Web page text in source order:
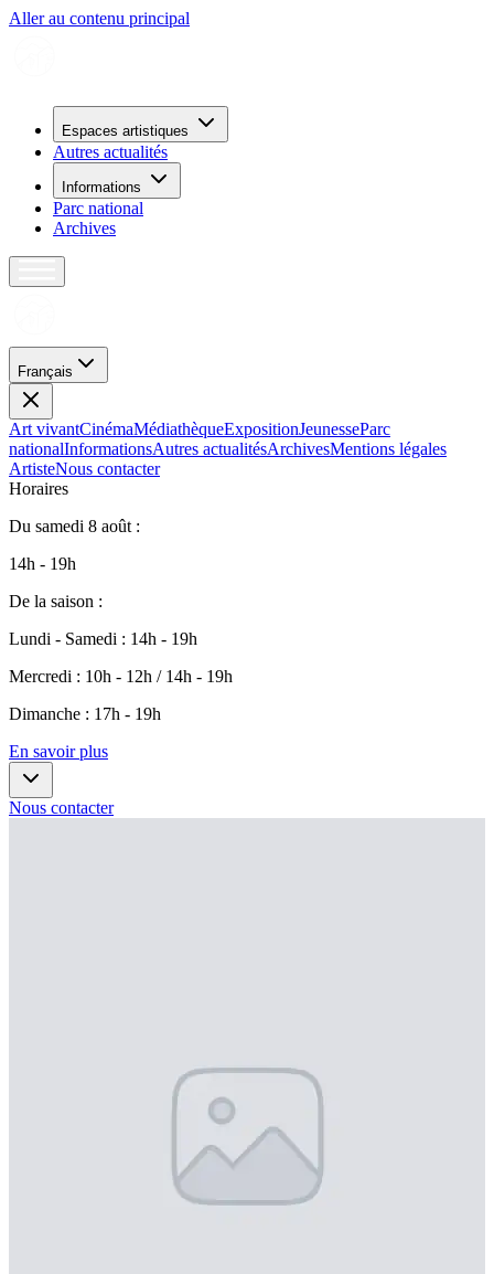
Aller au contenu principal
Espaces artistiques
Autres actualités
Informations
Parc national
Archives
Français
Art vivantCinémaMédiathèqueExpositionJeunesseParc
nationalInformationsAutres actualitésArchivesMentions légales
ArtisteNous contacter
Horaires
Du samedi 8 août :
14h - 19h
De la saison :
Lundi - Samedi : 14h - 19h
Mercredi : 10h - 12h / 14h - 19h
Dimanche : 17h - 19h
En savoir plus
Nous contacter